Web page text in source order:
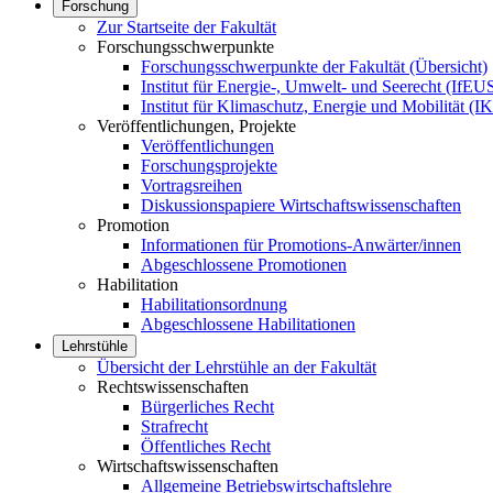
Forschung
Zur Startseite der Fakultät
Forschungsschwerpunkte
Forschungsschwerpunkte der Fakultät (Übersicht)
Institut für Energie-, Umwelt- und Seerecht
Institut für Klimaschutz, Energie und Mobilität
Veröffentlichungen, Projekte
Veröffentlichungen
Forschungsprojekte
Vortragsreihen
Diskussionspapiere Wirtschaftswissenschaften
Promotion
Informationen für Promotions-Anwärter/innen
Abgeschlossene Promotionen
Habilitation
Habilitationsordnung
Abgeschlossene Habilitationen
Lehrstühle
Übersicht der Lehrstühle an der Fakultät
Rechtswissenschaften
Bürgerliches Recht
Strafrecht
Öffentliches Recht
Wirtschaftswissenschaften
Allgemeine Betriebswirtschaftslehre